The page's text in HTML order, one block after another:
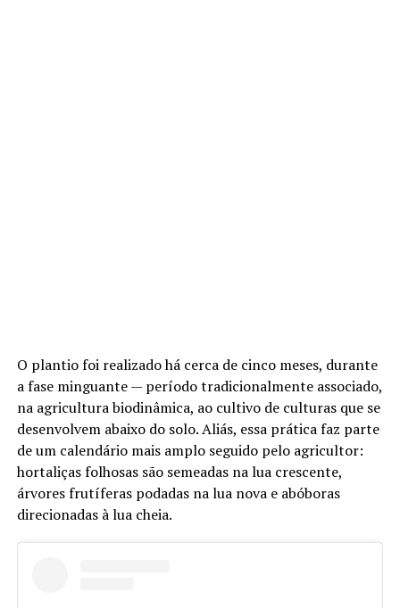
O plantio foi realizado há cerca de cinco meses, durante
a fase minguante — período tradicionalmente associado,
na agricultura biodinâmica, ao cultivo de culturas que se
desenvolvem abaixo do solo. Aliás, essa prática faz parte
de um calendário mais amplo seguido pelo agricultor:
hortaliças folhosas são semeadas na lua crescente,
árvores frutíferas podadas na lua nova e abóboras
direcionadas à lua cheia.